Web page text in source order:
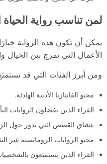
لمن تناسب رواية الحياة
يمكن أن تكون هذه الرواية
الأعمال التي تمزج بين الخيال
ومن أبرز الفئات التي قد
محبو الفانتازيا الأدبية الهادئة.
القراء الذين يفضلون الروايات
عشاق القصص التي تدور حول
محبو الروايات الرومانسية غير
القراء الذين يستمتعون